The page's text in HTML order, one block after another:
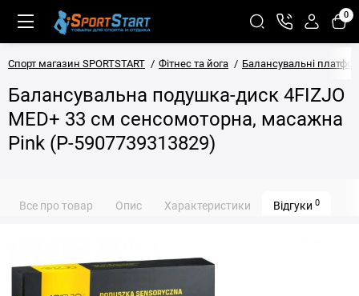
0
Спорт магазин SPORTSTART Фітнес та йога Балансувальні
Балансувальна подушка-диск 4FIZJO
MED+ 33 см сенсомоторна, масажна
Pink (P-5907739313829)
Все про товар Опис Характеристики Відгуки 0